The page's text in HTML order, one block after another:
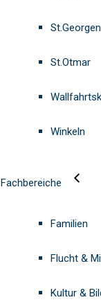
St.Georgen
St.Otmar
Winkeln
Fachbereiche
Familien
Flucht &
Kultur &